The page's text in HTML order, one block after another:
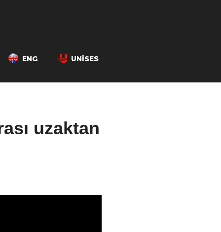
ENG UNISES
uzaktan